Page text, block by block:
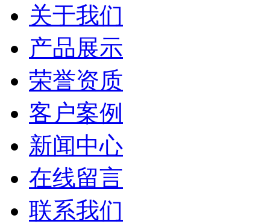
关于我们
产品展示
荣誉资质
客户案例
新闻中心
在线留言
联系我们